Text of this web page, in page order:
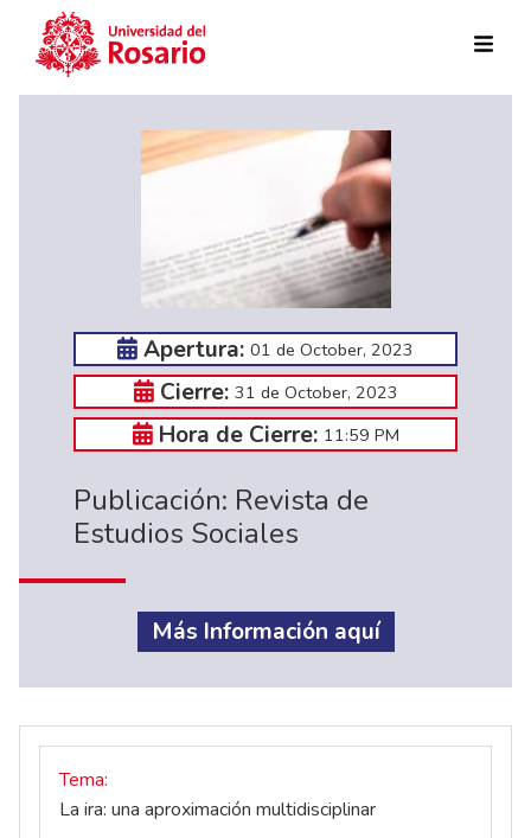
Apertura: 01 de October, 2023
Cierre: 31 de October, 2023
Hora de Cierre: 11:59 PM
Publicación: Revista de
Estudios Sociales
Más Información aquí
Tema
La ira: una aproximación multidisciplinar